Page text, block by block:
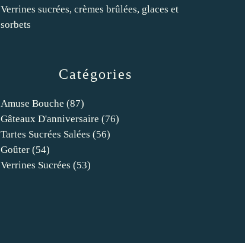
Catégories
Amuse Bouche (87)
Gâteaux D'anniversaire (76)
Tartes Sucrées Salées (56)
Goûter (54)
Verrines Sucrées (53)
Verrines sucrées, crèmes brûlées, glaces et
sorbets